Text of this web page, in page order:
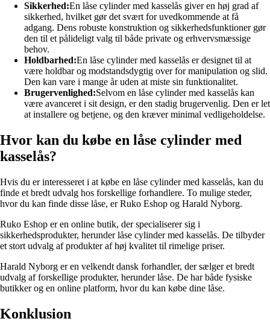
Sikkerhed:En låse cylinder med kasselås giver en høj grad af
sikkerhed, hvilket gør det svært for uvedkommende at få
adgang. Dens robuste konstruktion og sikkerhedsfunktioner gør
den til et pålideligt valg til både private og erhvervsmæssige
behov.
Holdbarhed:En låse cylinder med kasselås er designet til at
være holdbar og modstandsdygtig over for manipulation og slid.
Den kan vare i mange år uden at miste sin funktionalitet.
Brugervenlighed:Selvom en låse cylinder med kasselås kan
være avanceret i sit design, er den stadig brugervenlig. Den er let
at installere og betjene, og den kræver minimal vedligeholdelse.
Hvor kan du købe en låse cylinder med
kasselås?
Hvis du er interesseret i at købe en låse cylinder med kasselås, kan du
finde et bredt udvalg hos forskellige forhandlere. To mulige steder,
hvor du kan finde disse låse, er Ruko Eshop og Harald Nyborg.
Ruko Eshop er en online butik, der specialiserer sig i
sikkerhedsprodukter, herunder låse cylinder med kasselås. De tilbyder
et stort udvalg af produkter af høj kvalitet til rimelige priser.
Harald Nyborg er en velkendt dansk forhandler, der sælger et bredt
udvalg af forskellige produkter, herunder låse. De har både fysiske
butikker og en online platform, hvor du kan købe dine låse.
Konklusion